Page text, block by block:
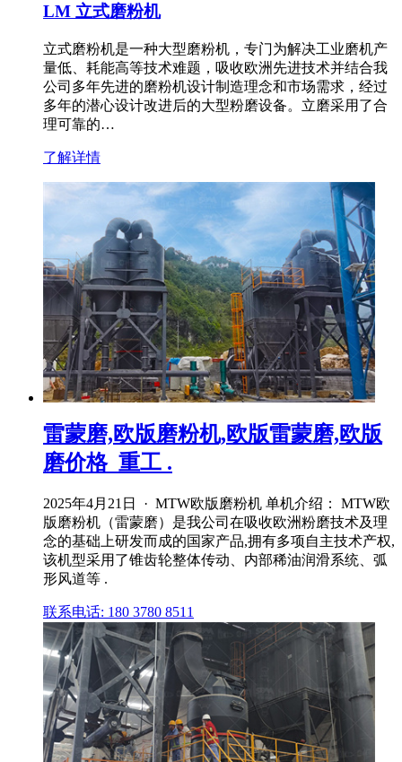
LM 立式磨粉机
立式磨粉机是一种大型磨粉机，专门为解决工业磨机产
量低、耗能高等技术难题，吸收欧洲先进技术并结合我
公司多年先进的磨粉机设计制造理念和市场需求，经过
多年的潜心设计改进后的大型粉磨设备。立磨采用了合
理可靠的…
了解详情
雷蒙磨,欧版磨粉机,欧版雷蒙磨,欧版
磨价格_重工 .
2025年4月21日 · MTW欧版磨粉机 单机介绍： MTW欧
版磨粉机（雷蒙磨）是我公司在吸收欧洲粉磨技术及理
念的基础上研发而成的国家产品,拥有多项自主技术产权,
该机型采用了锥齿轮整体传动、内部稀油润滑系统、弧
形风道等 .
联系电话: 180 3780 8511